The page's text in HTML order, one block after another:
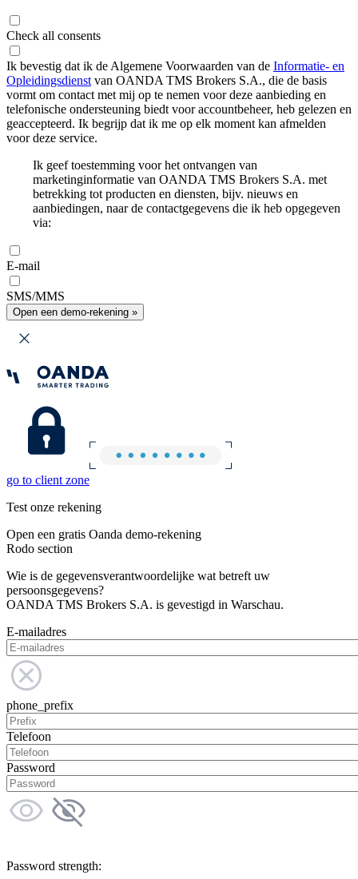
Check all consents
Ik bevestig dat ik de Algemene Voorwaarden van de Informatie- en
Opleidingsdienst van OANDA TMS Brokers S.A., die de basis
vormt om contact met mij op te nemen voor deze aanbieding en
telefonische ondersteuning biedt voor accountbeheer, heb gelezen en
geaccepteerd. Ik begrijp dat ik me op elk moment kan afmelden
voor deze service.
Ik geef toestemming voor het ontvangen van
marketinginformatie van OANDA TMS Brokers S.A. met
betrekking tot producten en diensten, bijv. nieuws en
aanbiedingen, naar de contactgegevens die ik heb opgegeven
via:
E-mail
SMS/MMS
Open een demo-rekening »
go to client zone
Test onze rekening
Open een gratis Oanda demo-rekening
Rodo section
Wie is de gegevensverantwoordelijke wat betreft uw
persoonsgegevens?
OANDA TMS Brokers S.A. is gevestigd in Warschau.
E-mailadres
phone_prefix
Telefoon
Password
Password strength: